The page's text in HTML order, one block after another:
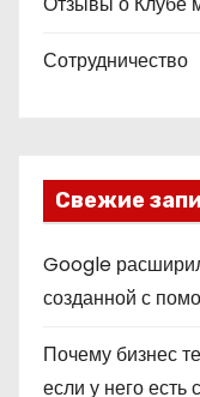
Сотрудничество
Свежие
Google
созданной с
Почему бизнес
если у него есть